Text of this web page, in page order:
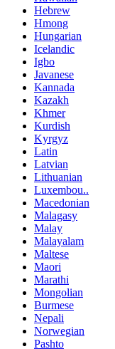
Hebrew
Hmong
Hungarian
Icelandic
Igbo
Javanese
Kannada
Kazakh
Khmer
Kurdish
Kyrgyz
Latin
Latvian
Lithuanian
Luxembou..
Macedonian
Malagasy
Malay
Malayalam
Maltese
Maori
Marathi
Mongolian
Burmese
Nepali
Norwegian
Pashto